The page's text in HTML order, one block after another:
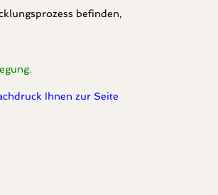
befinden,
Ihnen zur Seite